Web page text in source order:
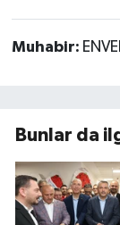
Muhabir:
Bunlar da